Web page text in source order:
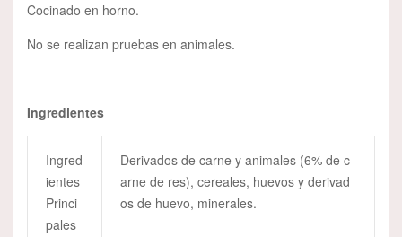
Cocinado en horno.
No se realizan pruebas en animales.
Ingredientes
Ingred
ientes
Princi
pales
Derivados de carne y animales (6% de c
arne de res), cereales, huevos y derivad
os de huevo, minerales.